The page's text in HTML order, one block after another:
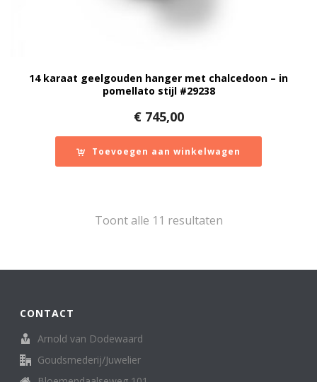
14 karaat geelgouden hanger met chalcedoon – in
pomellato stijl #29238
€745,00
Toevoegen aan winkelwagen
Toont alle 11 resultatenGesorteerd
CONTACT
Arnold van Dodewaard
Goudsmederij/Juwelier